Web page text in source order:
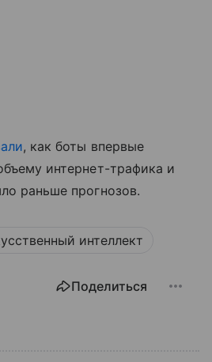
, как боты впервые
интернет-трафика и
раньше прогнозов.
интеллект
Поделиться